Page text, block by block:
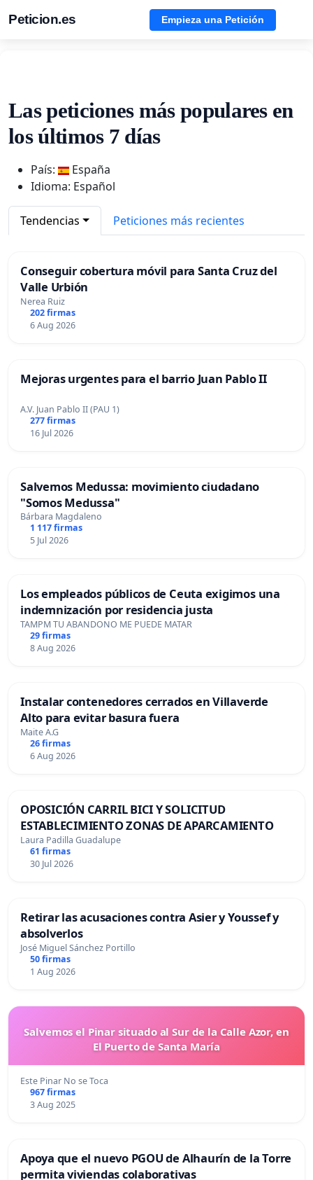
Peticion.es Empieza una Petición
Las peticiones más populares en
los últimos 7 días
País:
España
Idioma: Español
Tendencias Peticiones más recientes
Conseguir cobertura móvil para Santa Cruz del
Valle Urbión
Nerea Ruiz
202 firmas
6 Aug 2026
Mejoras urgentes para el barrio Juan Pablo II
A.V. Juan Pablo II (PAU 1)
277 firmas
16 Jul 2026
Salvemos Medussa: movimiento ciudadano
"Somos Medussa"
Bárbara Magdaleno
1 117 firmas
5 Jul 2026
Los empleados públicos de Ceuta exigimos una
indemnización por residencia justa
TAMPM TU ABANDONO ME PUEDE MATAR
29 firmas
8 Aug 2026
Instalar contenedores cerrados en Villaverde
Alto para evitar basura fuera
Maite A.G
26 firmas
6 Aug 2026
OPOSICIÓN CARRIL BICI Y SOLICITUD
ESTABLECIMIENTO ZONAS DE APARCAMIENTO
Laura Padilla Guadalupe
61 firmas
30 Jul 2026
Retirar las acusaciones contra Asier y Youssef y
absolverlos
José Miguel Sánchez Portillo
50 firmas
1 Aug 2026
Salvemos el Pinar situado al Sur de la Calle Azor, en
El Puerto de Santa María
Este Pinar No se Toca
967 firmas
3 Aug 2025
Apoya que el nuevo PGOU de Alhaurín de la Torre
permita viviendas colaborativas